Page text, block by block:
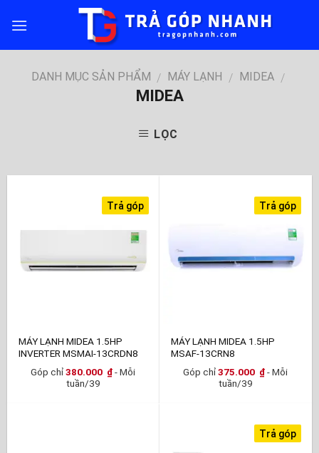
DANH MỤC SẢN PHẨM / MÁY LẠNH / MIDEA /
MIDEA
LỌC
Trả góp
MÁY LẠNH MIDEA 1.5HP
INVERTER MSMAI-13CRDN8
Góp chỉ380.000 ₫ - Mỗi
tuần/39
Trả góp
MÁY LẠNH MIDEA 1.5HP
MSAF-13CRN8
Góp chỉ375.000 ₫ - Mỗi
tuần/39
Trả góp